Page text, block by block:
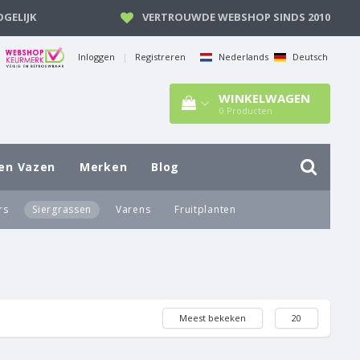
VERTROUWDE WEBSHOP SINDS 2010
Inloggen | Registreren Nederlands Deutsch
WINKELWAGEN
0 Producten
Siergrassen Varens Fruitplanten
Vazen Merken Blog
Meest bekeken 20